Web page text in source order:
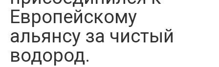
Европейскому
альянсу за чистый
водород.